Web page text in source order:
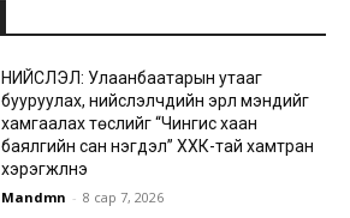
НИЙСЛЭЛ: Улаанбаатарын утааг
бууруулах, нийслэлчүүдийн эрүүл мэндийг
хамгаалах төслийг “Чингис хаан
баялгийн сан нэгдэл” ХХК-тай хамтран
хэрэгжүүлнэ
Mandmn - 8 сар 7, 2026